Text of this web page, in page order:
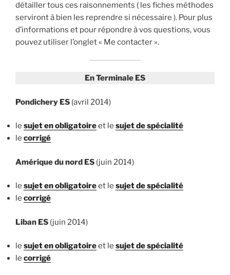
détailler tous ces raisonnements ( les fiches méthodes
serviront à bien les reprendre si nécessaire ). Pour plus
d’informations et pour répondre à vos questions, vous
pouvez utiliser l’onglet « Me contacter ».
En Terminale ES
Pondichery ES (avril 2014)
le sujet en obligatoireet le sujet de spécialité
le corrigé
Amérique du nord ES (juin 2014)
le sujet en obligatoireet le sujet de spécialité
le corrigé
Liban ES (juin 2014)
le sujet en obligatoireet le sujet de spécialité
le corrigé